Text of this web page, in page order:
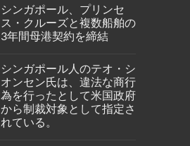
の
バ
タ
ム
島
テ
ル
で
死
亡
し
て
ア、
ジ
ェ
ッ
料
価
格
高
騰
を
受
け
on
シ
ン
ガ
ル
出
身
の
女
性
が、
ブ
シンガポール、プリンセ
ス・クルーズと複数船舶の
3年間母港契約を締結
on
シ
ン
ガ
ポ
ー
ル、
シンガポール人のテオ・シ
オンセン氏は、違法な商行
為を行ったとして米国政府
から制裁対象として指定さ
れている。